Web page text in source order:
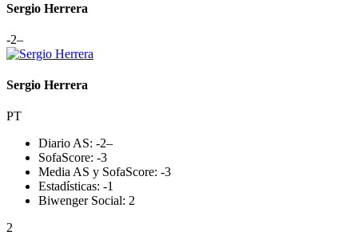
Sergio Herrera
-2–
Sergio Herrera
PT
Diario AS: -2–
SofaScore: -3
Media AS y SofaScore: -3
Estadísticas: -1
Biwenger Social: 2
2